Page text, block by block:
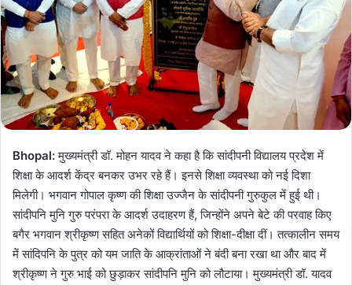
Bhopal:मुख्यमंत्री डॉ. मोहन यादव ने कहा है कि सांदीपनी विद्यालय प्रदेश में
शिक्षा के आदर्श केंद्र बनकर उभर रहे हैं। इनसे शिक्षा व्यवस्था को नई दिशा
मिलेगी। भगवान गोपाल कृष्ण की शिक्षा उज्जैन के सांदीपनी गुरुकुल में हुई थी।
सांदीपनि मुनि गुरु परंपरा के आदर्श उदाहरण हैं, जिन्होंने अपने बेटे की परवाह किए
बगैर भगवान श्रीकृष्ण सहित अनेकों विद्यार्थियों को शिक्षा-दीक्षा दीं। तत्कालीन समय
में सांदिपनि के पुत्र को यम जाति के आक्रांताओं ने बंदी बना रखा था और बाद में
श्रीकृष्ण ने गुरु भाई को छुड़ाकर सांदीपनि मुनि को लौटाया। मुख्यमंत्री डॉ. यादव